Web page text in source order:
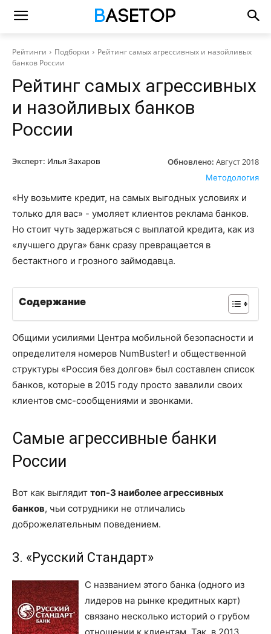
Рейтинги Подборки
Рейтинг самых агрессивных и назойливых
банков России
Рейтинг самых агрессивных
и назойливых банков
России
Эксперт: Илья Захаров Обновлено: Август 2018
Методология
«Ну возьмите кредит, на самых выгодных условиях и
только для вас» - умоляет клиентов реклама банков.
Но стоит чуть задержаться с выплатой кредита, как из
«лучшего друга» банк сразу превращается в
бестактного и грозного займодавца.
Содержание
Общими усилиями Центра мобильной безопасности и
определителя номеров NumВuster! и общественной
структуры «Россия без долгов» был составлен список
банков, которые в 2015 году просто завалили своих
клиентов смс-сообщениями и звонками.
Самые агрессивные банки
России
Вот как выглядит топ-3 наиболее агрессивных
банков, чьи сотрудники не отличались
доброжелательным поведением.
3. «Русский Стандарт»
С названием этого банка (одного из
лидеров на рынке кредитных карт)
связано несколько историй о грубом
отношении к клиентам. Так, в 2013